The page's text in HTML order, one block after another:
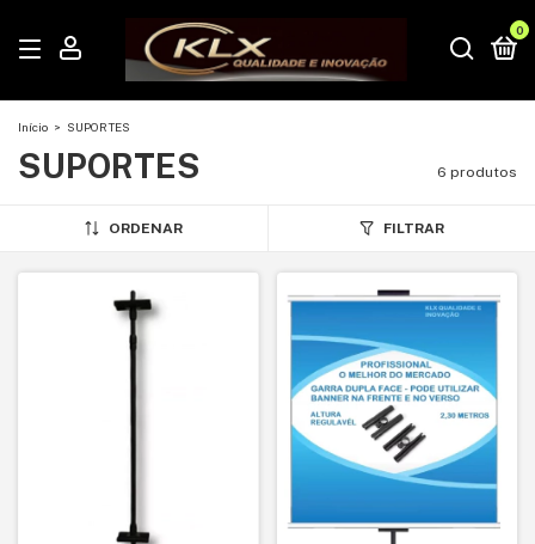
0
Início > SUPORTES
SUPORTES 6 produtos
ORDENAR FILTRAR